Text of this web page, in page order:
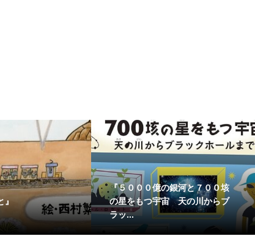
『５０００億の銀河と７００垓
の星をもつ宇宙 天の川からブ
ラッ...